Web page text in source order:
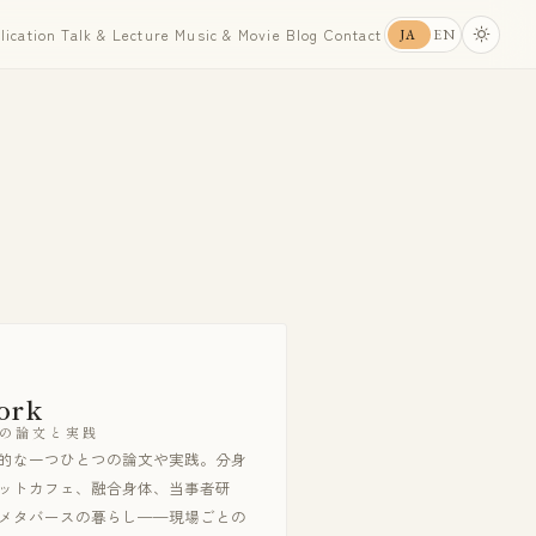
Talk & Lecture Music & Movie Blog Contact JA EN
論文と実践
な一つひとつの論文や実践。分身
トカフェ、融合身体、当事者研
タバースの暮らし——現場ごとの